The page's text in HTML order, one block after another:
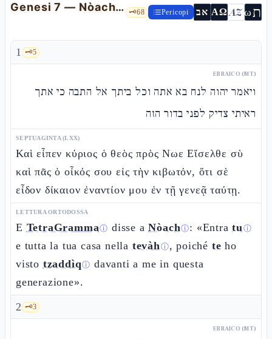
Genesi 7 — Nòach nella Tevàh: il giusto che entra nel rifugio 🗝️68 Pericopi אב ΑΩ AZωת
1 🗝️5
EBRAICO (MT)
ויאמר יהוה לנח בא אתה וכל ביתך אל התבה כי אתך
ראיתי צדיק לפני בדור הזה
SEPTUAGINTA (LXX)
Καὶ εἶπεν κύριος ὁ θεὸς πρὸς Νωε Εἴσελθε σὺ
καὶ πᾶς ὁ οἶκός σου εἰς τὴν κιβωτόν, ὅτι σὲ
εἶδον δίκαιον ἐναντίον μου ἐν τῇ γενεᾷ ταύτῃ.
LETTURA ORTODOSSA
E TetraGrammaⓘ disse aNòachⓘ: «Entratuⓘ
e tutta la tua casa nella tevàhⓘ, poiché te ho
visto tzaddìqⓘ davanti a me in questa
generazione».
2 🗝️3
EBRAICO (MT)